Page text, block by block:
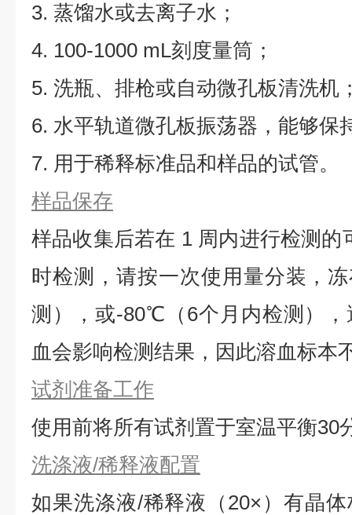
3. 蒸馏水或去离子水；
4. 100-1000 mL刻度量筒；
5. 洗瓶、排枪或自动微孔板清洗机
6. 水平轨道微孔板振荡器，能够保
7. 用于稀释标准品和样品的试管。
样品保存
样品收集后若在 1 周内进行检测
时检测，请按一次使用量分装，
测），或-80℃（6个月内检测）
血会影响检测结果，因此溶血标本
试剂准备工作
使用前将所有试剂置于室温平衡30
洗涤液/稀释液配置
如果洗涤液/稀释液（20×）有晶